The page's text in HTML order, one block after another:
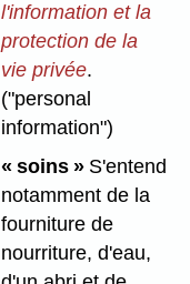
l'information et la
protection de la
vie privée.
("personal
information")
« soins »S'entend
notamment de la
fourniture de
nourriture, d'eau,